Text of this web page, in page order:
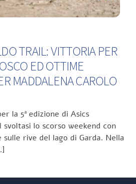
TRAIL: VITTORIA PER
ED OTTIME
MADDALENA CAROLO
la 5ª edizione di Asics
svoltasi lo scorso weekend con
sulle rive del lago di Garda. Nella